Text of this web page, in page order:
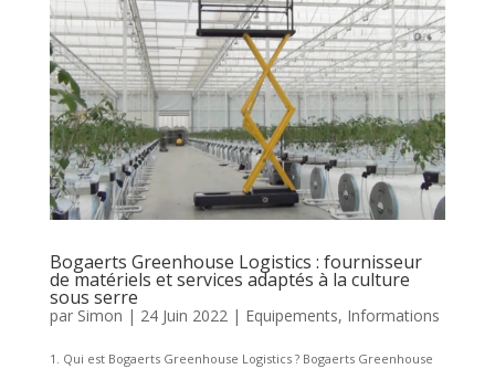
Bogaerts Greenhouse Logistics : fournisseur
de matériels et services adaptés à la culture
sous serre
par Simon | 24 Juin 2022| Equipements, Informations
1. Qui est Bogaerts Greenhouse Logistics ? Bogaerts Greenhouse